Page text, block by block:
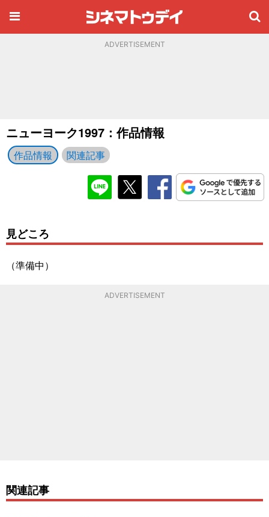
ADVERTISEMENT
ニューヨーク1997：作品情報
作品情報 関連記事
見どころ
（準備中）
ADVERTISEMENT
関連記事